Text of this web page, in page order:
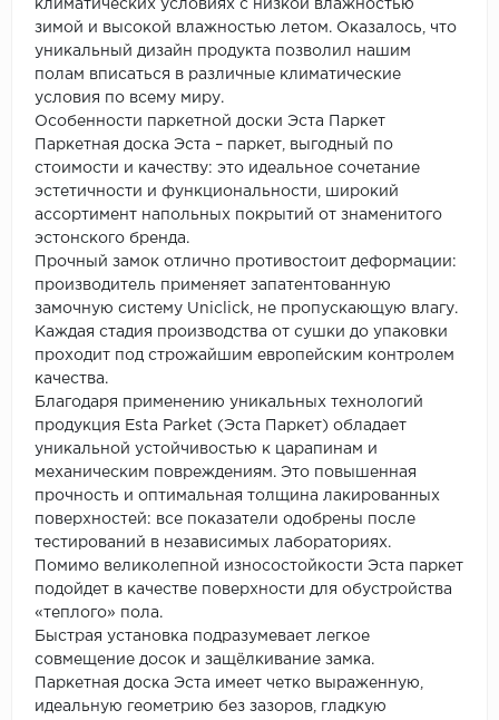
климатических условиях с низкой влажностью
зимой и высокой влажностью летом. Оказалось, что
уникальный дизайн продукта позволил нашим
полам вписаться в различные климатические
условия по всему миру.
Особенности паркетной доски Эста Паркет
Паркетная доска Эста – паркет, выгодный по
стоимости и качеству: это идеальное сочетание
эстетичности и функциональности, широкий
ассортимент напольных покрытий от знаменитого
эстонского бренда.
Прочный замок отлично противостоит деформации:
производитель применяет запатентованную
замочную систему Uniclick, не пропускающую влагу.
Каждая стадия производства от сушки до упаковки
проходит под строжайшим европейским контролем
качества.
Благодаря применению уникальных технологий
продукция Esta Parket (Эста Паркет) обладает
уникальной устойчивостью к царапинам и
механическим повреждениям. Это повышенная
прочность и оптимальная толщина лакированных
поверхностей: все показатели одобрены после
тестирований в независимых лабораториях.
Помимо великолепной износостойкости Эста паркет
подойдет в качестве поверхности для обустройства
«теплого» пола.
Быстрая установка подразумевает легкое
совмещение досок и защёлкивание замка.
Паркетная доска Эста имеет четко выраженную,
идеальную геометрию без зазоров, гладкую